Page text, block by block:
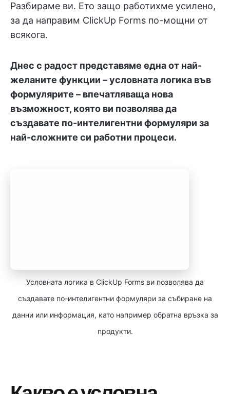
Разбираме ви. Ето защо работихме усилено,
за да направим ClickUp Forms по-мощни от
всякога.
Днес с радост представяме една от най-
желаните функции – условната логика във
формулярите – впечатляваща нова
възможност, която ви позволява да
създавате по-интелигентни формуляри за
най-сложните си работни процеси.
Условната логика в ClickUp Forms ви позволява да
създавате по-интелигентни формуляри за събиране на
данни или информация, като например обратна връзка за
продукти.